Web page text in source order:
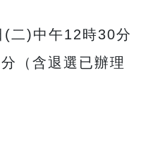
二)中午12時30分
（含退選已辦理